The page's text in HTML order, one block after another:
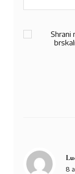
Shrani
8